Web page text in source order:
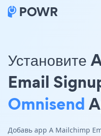
Email
Omnisend
Добавь app A Mailchimp